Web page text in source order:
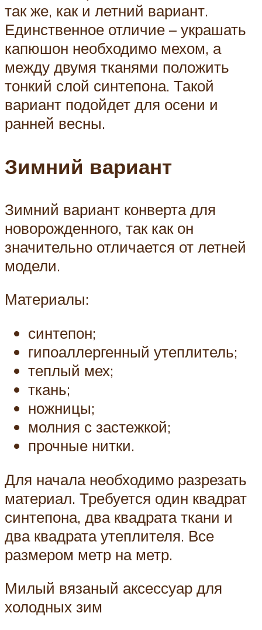
так же, как и летний вариант.
Единственное отличие – украшать
капюшон необходимо мехом, а
между двумя тканями положить
тонкий слой синтепона. Такой
вариант подойдет для осени и
ранней весны.
Зимний вариант
Зимний вариант конверта для
новорожденного, так как он
значительно отличается от летней
модели.
Материалы:
синтепон;
гипоаллергенный утеплитель;
теплый мех;
ткань;
ножницы;
молния с застежкой;
прочные нитки.
Для начала необходимо разрезать
материал. Требуется один квадрат
синтепона, два квадрата ткани и
два квадрата утеплителя. Все
размером метр на метр.
Милый вязаный аксессуар для
холодных зим